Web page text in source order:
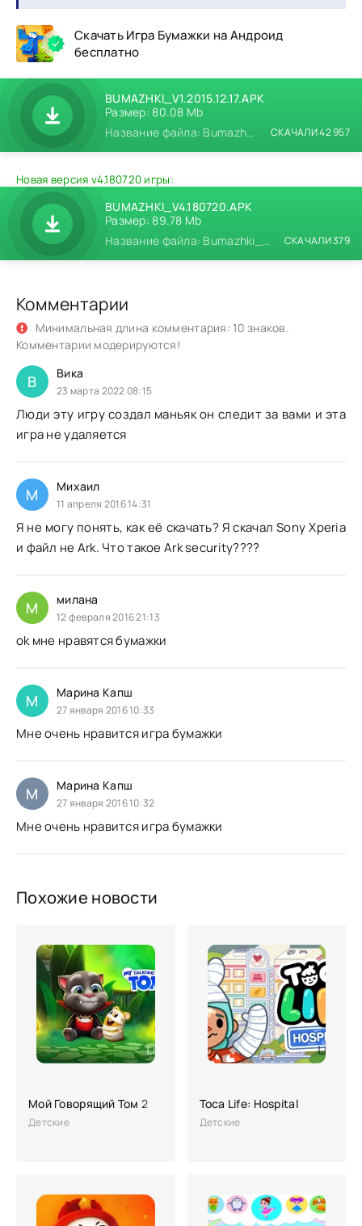
Скачать Игра Бумажки на Андроид
бесплатно
BUMAZHKI_V1.2015.12.17.APK
Размер: 80.08 Mb
Название файла: Bumazhki_v1.2015.12.17.apk
СКАЧАЛИ 42 957
Новая версия v4.180720 игры:
BUMAZHKI_V4.180720.APK
Размер: 89.78 Mb
Название файла: Bumazhki_v4.180720.apk
СКАЧАЛИ 379
Комментарии
Минимальная длина комментария: 10 знаков.
Комментарии модерируются!
В Вика
23 марта 2022 08:15
Люди эту игру создал маньяк он следит за вами и эта
игра не удаляется
М Михаил
11 апреля 2016 14:31
Я не могу понять, как её скачать? Я скачал Sony Xperia
и файл не Ark. Что такое Ark security????
М милана
12 февраля 2016 21:13
ok мне нравятся бумажки
М Марина Капш
27 января 2016 10:33
Мне очень нравится игра бумажки
М Марина Капш
27 января 2016 10:32
Мне очень нравится игра бумажки
Похожие новости
Мой Говорящий Том 2
Детские
Toca Life: Hospital
Детские